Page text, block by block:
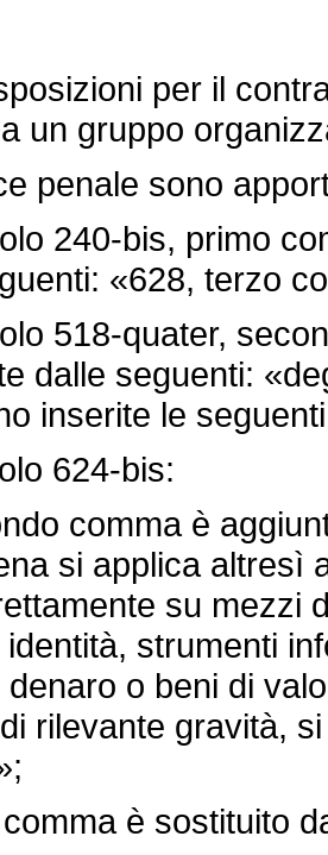
per il
un gruppo
penale sono
240-bis, primo
«628, terzo
518-quater,
dalle seguenti:
inserite le
624-bis:
comma è
si applica altresì
su mezzi
strumenti
o beni di
rilevante gravità,
è sostituito